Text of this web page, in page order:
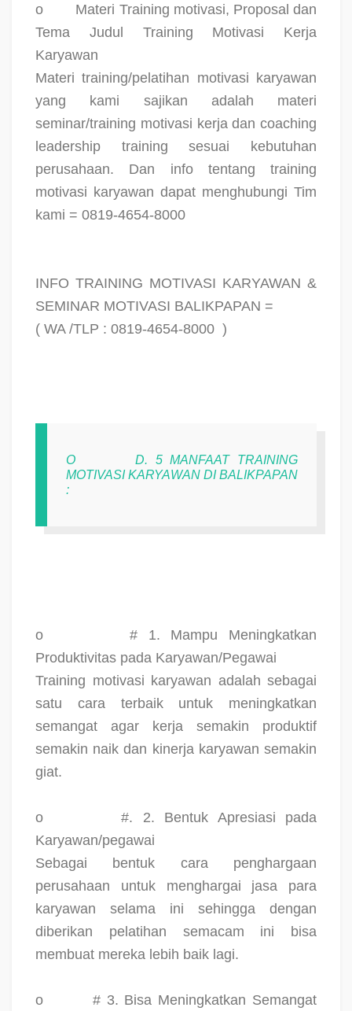
o
Materi Training motivasi, Proposal dan
Tema Judul Training Motivasi Kerja
Karyawan
Materi training/pelatihan motivasi karyawan
yang kami sajikan adalah materi
seminar/training motivasi kerja dan coaching
leadership training sesuai kebutuhan
perusahaan. Dan info tentang training
motivasi karyawan dapat menghubungi Tim
kami = 0819-4654-8000
INFO TRAINING MOTIVASI KARYAWAN &
SEMINAR MOTIVASI BALIKPAPAN =
( WA /TLP : 0819-4654-8000 )
O
D. 5 MANFAAT TRAINING
MOTIVASI KARYAWAN DI BALIKPAPAN
:
o
# 1. Mampu Meningkatkan
Produktivitas pada Karyawan/Pegawai
Training motivasi karyawan adalah sebagai
satu cara terbaik untuk meningkatkan
semangat agar kerja semakin produktif
semakin naik dan kinerja karyawan semakin
giat.
o
#. 2. Bentuk Apresiasi pada
Karyawan/pegawai
Sebagai bentuk cara penghargaan
perusahaan untuk menghargai jasa para
karyawan selama ini sehingga dengan
diberikan pelatihan semacam ini bisa
membuat mereka lebih baik lagi.
o
# 3. Bisa Meningkatkan Semangat